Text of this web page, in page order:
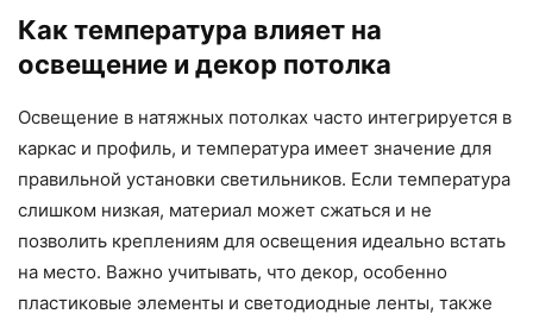
Как температура влияет на
освещение и декор потолка
Освещение в натяжных потолках часто интегрируется в
каркас и профиль, и температура имеет значение для
правильной установки светильников. Если температура
слишком низкая, материал может сжаться и не
позволить креплениям для освещения идеально встать
на место. Важно учитывать, что декор, особенно
пластиковые элементы и светодиодные ленты, также